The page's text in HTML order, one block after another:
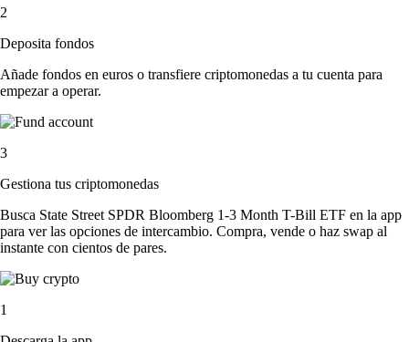
2
Deposita fondos
Añade fondos en euros o transfiere criptomonedas a tu cuenta para
empezar a operar.
3
Gestiona tus criptomonedas
Busca State Street SPDR Bloomberg 1-3 Month T-Bill ETF en la app
para ver las opciones de intercambio. Compra, vende o haz swap al
instante con cientos de pares.
1